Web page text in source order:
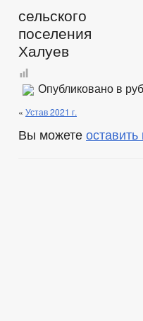
сельского
Халуев
Опубликовано в
« Устав 2021 г.
Вы можете